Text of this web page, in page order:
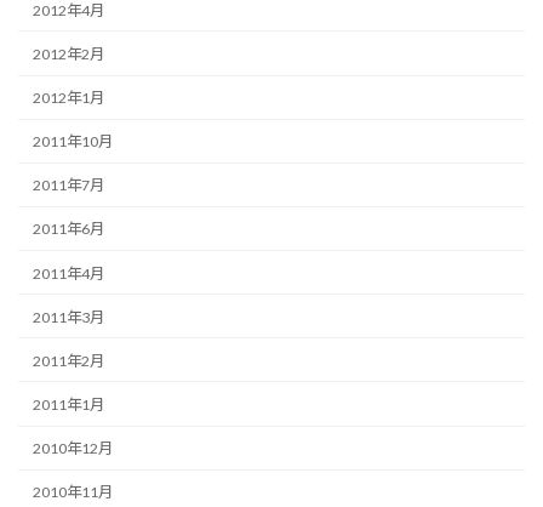
2012年4月
2012年2月
2012年1月
2011年10月
2011年7月
2011年6月
2011年4月
2011年3月
2011年2月
2011年1月
2010年12月
2010年11月